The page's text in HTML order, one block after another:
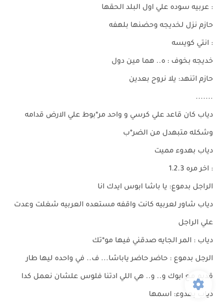
: عربيه سوده علي اول البلد الحقها
حازم نزل لخديجه وحضنها بلهفه
: انتي كويسه
خديجه بخوف : ه.. هما مين دول
حازم اتنهد: يلا نروح بعدين
.......
دياب كان قاعد علي كرسي و واحد مر*بوط علي الارض قدامه
وشكله متبهدل من الضر*ب
دياب بهدوء مميت
: اخر مره 1.2.3
الراجل بدموع: يا باشا ابوس ايدك انا
دياب شاور لعربيه كانت واقفه مستعده العربيه شغلت وعدت
علي الراجل
دياب : المر الجايه صدقني فيها مو*تك
الرجل بدموع : حاضر حاضر ياباشا... ف.. في واحده ليها طار
قديم مع ابوك و.. و.. هي اللي ادتنا فلوس علشان نعمل كدا
دياب بهدوء: اسمها